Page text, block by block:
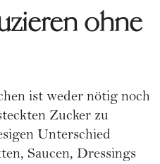
ohne
ist weder nötig noch
Zucker zu
Unterschied
Saucen, Dressings